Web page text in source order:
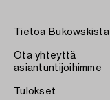
Tietoa Bukowskista
Ota yhteyttä
asiantuntijoihimme
Tulokset